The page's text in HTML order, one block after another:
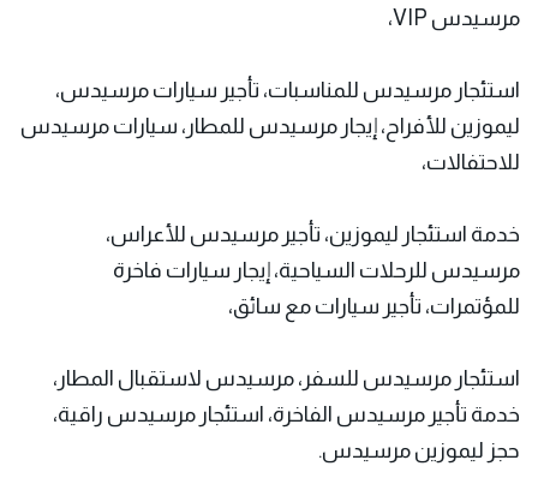
مرسيدس VIP،
استئجار مرسيدس للمناسبات، تأجير سيارات مرسيدس،
ليموزين للأفراح، إيجار مرسيدس للمطار، سيارات مرسيدس
للاحتفالات،
خدمة استئجار ليموزين، تأجير مرسيدس للأعراس،
مرسيدس للرحلات السياحية، إيجار سيارات فاخرة
للمؤتمرات، تأجير سيارات مع سائق،
استئجار مرسيدس للسفر، مرسيدس لاستقبال المطار،
خدمة تأجير مرسيدس الفاخرة، استئجار مرسيدس راقية،
حجز ليموزين مرسيدس.